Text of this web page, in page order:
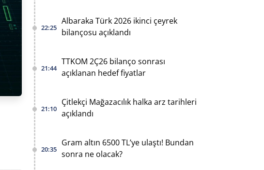
22:25
Albaraka Türk 2026 ikinci çeyrek
bilançosu açıklandı
21:44
TTKOM 2Ç26 bilanço sonrası
açıklanan hedef fiyatlar
21:10
Çitlekçi Mağazacılık halka arz tarihleri
açıklandı
20:35
Gram altın 6500 TL’ye ulaştı! Bundan
sonra ne olacak?